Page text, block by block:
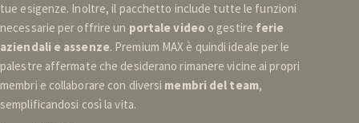
tue esigenze. Inoltre, il pacchetto include tutte le funzioni
necessarie per offrire un portale video o gestire ferie
aziendali e assenze. Premium MAX è quindi ideale per le
palestre affermate che desiderano rimanere vicine ai propri
membri e collaborare con diversi membri del team,
semplificandosi così la vita.